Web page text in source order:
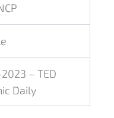
– TED
Daily